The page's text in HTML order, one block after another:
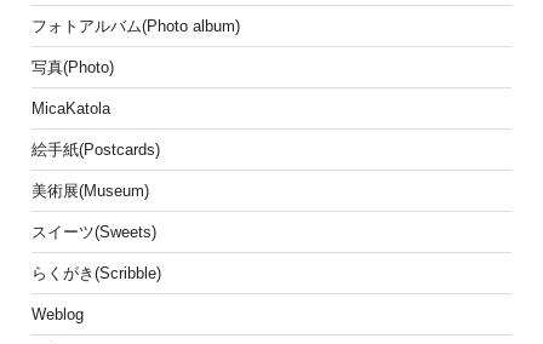
フォトアルバム(Photo album)
写真(Photo)
MicaKatola
絵手紙(Postcards)
美術展(Museum)
スイーツ(Sweets)
らくがき(Scribble)
Weblog